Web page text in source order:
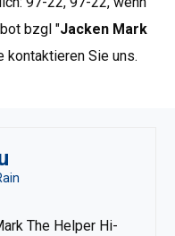
Farben bis hin zur
zu färben.
klassische Modelle,
Produkte aus der
Kleidung für
sowie Mietkleidung,
ist..
bzgl "Jacken Mark
kontaktieren Sie uns.
The Helper Hi-